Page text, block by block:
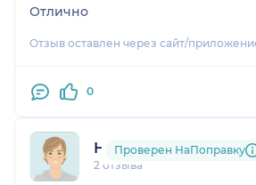
Отлично
Отзыв оставлен через сайт/
0
Надежда
2 отзыва
Проверен НаПоправку